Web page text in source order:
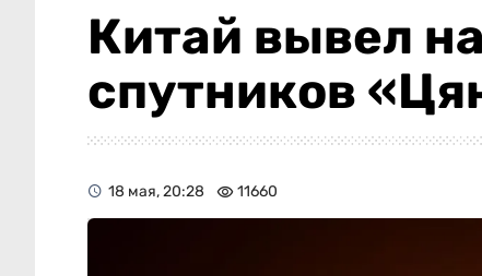
Китай вывел
спутников
18 мая, 20:28 11660